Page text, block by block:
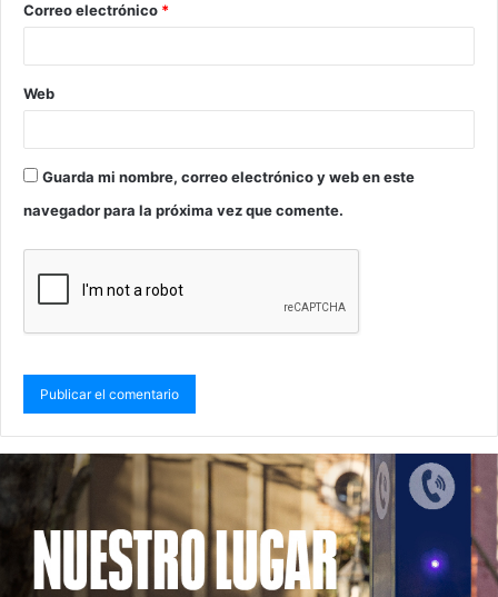
Correo electrónico *
Web
Guarda mi nombre, correo electrónico y web en este
navegador para la próxima vez que comente.